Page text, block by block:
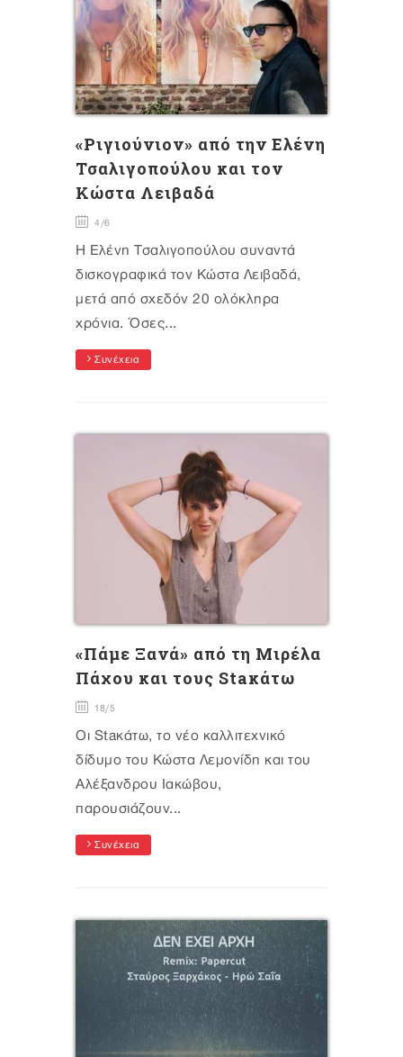
«Ριγιούνιον» από την Ελένη
Τσαλιγοπούλου και τον
Κώστα Λειβαδά
4/6
Η Ελένη Τσαλιγοπούλου συναντά
δισκογραφικά τον Κώστα Λειβαδά,
μετά από σχεδόν 20 ολόκληρα
χρόνια. Όσες...
Συνέχεια
«Πάμε Ξανά» από τη Μιρέλα
Πάχου και τους Staκάτω
18/5
Οι Staκάτω, το νέο καλλιτεχνικό
δίδυμο του Κώστα Λεμονίδη και του
Αλέξανδρου Ιακώβου,
παρουσιάζουν...
Συνέχεια